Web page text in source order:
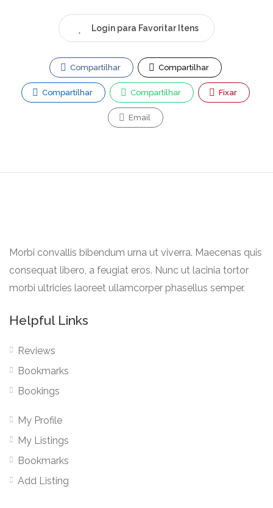
Login para Favoritar Itens
Compartilhar Compartilhar
Compartilhar Compartilhar Fixar
Email
Morbi convallis bibendum urna ut viverra. Maecenas quis
consequat libero, a feugiat eros. Nunc ut lacinia tortor
morbi ultricies laoreet ullamcorper phasellus semper.
Helpful Links
Reviews
Bookmarks
Bookings
My Profile
My Listings
Bookmarks
Add Listing